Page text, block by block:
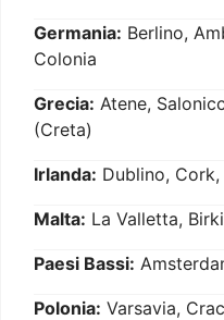
Germania: Berlino,
Colonia
Grecia: Atene,
(Creta)
Irlanda: Dublino,
Malta: La Valletta,
Paesi Bassi:
Polonia: Varsavia,